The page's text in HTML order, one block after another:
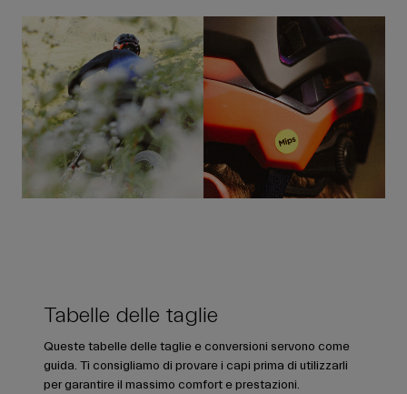
Tabelle delle taglie
Queste tabelle delle taglie e conversioni servono come
guida. Ti consigliamo di provare i capi prima di utilizzarli
per garantire il massimo comfort e prestazioni.